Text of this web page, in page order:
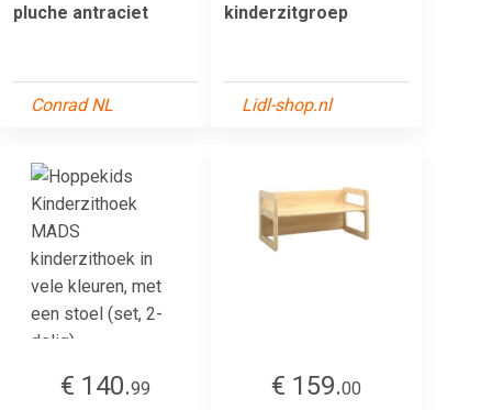
pluche antraciet
Conrad NL
kinderzitgroep
Lidl-shop.nl
€ 140.99
€ 159.00